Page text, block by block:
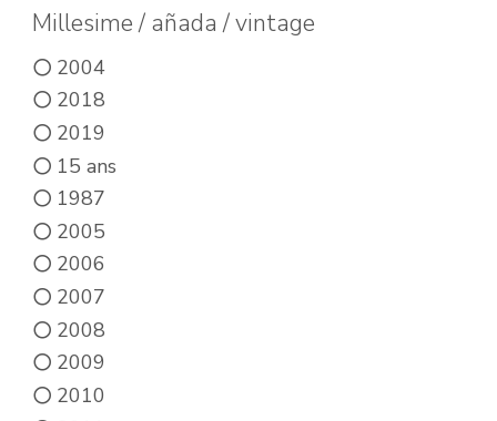
être
Millesime / añada / vintage
2004
2018
2019
15 ans
1987
2005
2006
2007
2008
2009
2010